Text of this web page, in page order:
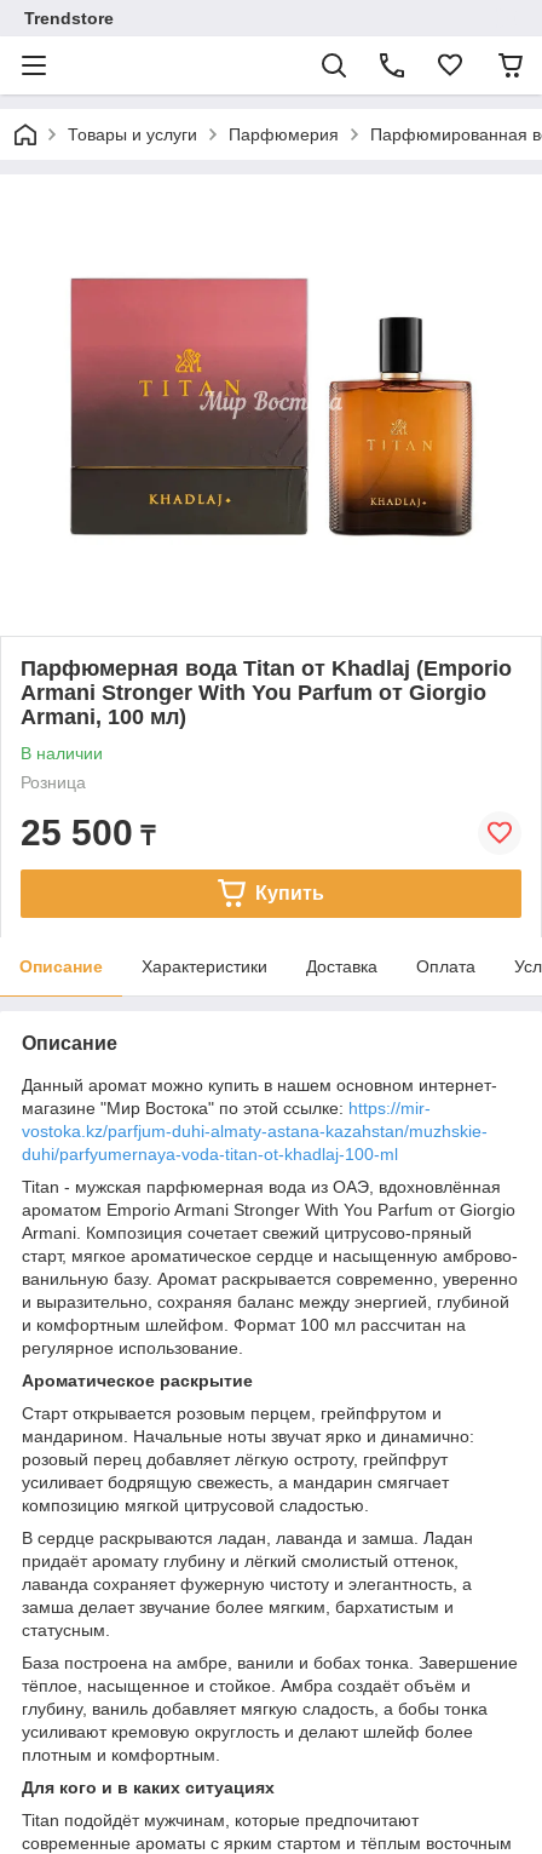
Trendstore
Товары и услуги Парфюмерия Парфюмированная
Парфюмерная вода Titan от Khadlaj (Emporio
Armani Stronger With You Parfum от Giorgio
Armani, 100 мл)
В наличии
Розница
25 500 ₸
Купить
Описание Характеристики Доставка Оплата
Описание
Данный аромат можно купить в нашем основном интернет-
магазине "Мир Востока" по этой ссылке: https://mir-
vostoka.kz/parfjum-duhi-almaty-astana-kazahstan/muzhskie-
duhi/parfyumernaya-voda-titan-ot-khadlaj-100-ml
Titan - мужская парфюмерная вода из ОАЭ, вдохновлённая
ароматом Emporio Armani Stronger With You Parfum от Giorgio
Armani. Композиция сочетает свежий цитрусово-пряный
старт, мягкое ароматическое сердце и насыщенную амброво-
ванильную базу. Аромат раскрывается современно, уверенно
и выразительно, сохраняя баланс между энергией, глубиной
и комфортным шлейфом. Формат 100 мл рассчитан на
регулярное использование.
Ароматическое раскрытие
Старт открывается розовым перцем, грейпфрутом и
мандарином. Начальные ноты звучат ярко и динамично:
розовый перец добавляет лёгкую остроту, грейпфрут
усиливает бодрящую свежесть, а мандарин смягчает
композицию мягкой цитрусовой сладостью.
В сердце раскрываются ладан, лаванда и замша. Ладан
придаёт аромату глубину и лёгкий смолистый оттенок,
лаванда сохраняет фужерную чистоту и элегантность, а
замша делает звучание более мягким, бархатистым и
статусным.
База построена на амбре, ванили и бобах тонка. Завершение
тёплое, насыщенное и стойкое. Амбра создаёт объём и
глубину, ваниль добавляет мягкую сладость, а бобы тонка
усиливают кремовую округлость и делают шлейф более
плотным и комфортным.
Для кого и в каких ситуациях
Titan подойдёт мужчинам, которые предпочитают
современные ароматы с ярким стартом и тёплым восточным